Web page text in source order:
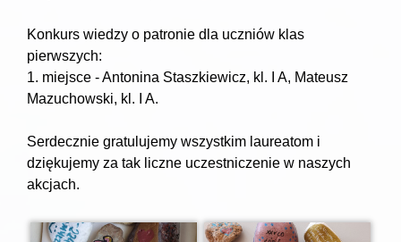
Konkurs wiedzy o patronie dla uczniów klas
pierwszych:
1. miejsce - Antonina Staszkiewicz, kl. I A, Mateusz
Mazuchowski, kl. I A.
Serdecznie gratulujemy wszystkim laureatom i
dziękujemy za tak liczne uczestniczenie w naszych
akcjach.